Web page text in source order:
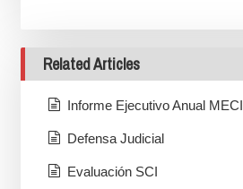
Related Articles
Informe Ejecutivo Anual MECI
Defensa Judicial
Evaluación SCI